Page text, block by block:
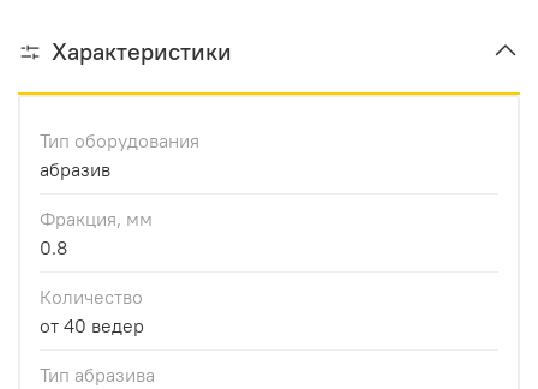
Характеристики
Тип оборудования
абразив
Фракция, мм
0.8
Количество
от 40 ведер
Тип абразива